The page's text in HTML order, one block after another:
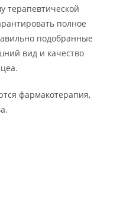
терапевтической
полное
подобранные
вид и качество
фармакотерапия,